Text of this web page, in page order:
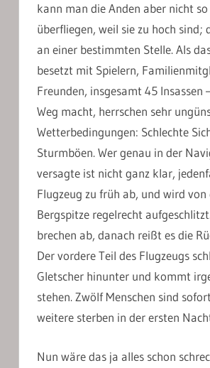
kann man die Anden aber nicht
überfliegen, weil sie zu hoch sind;
an einer bestimmten Stelle. Als
besetzt mit Spielern,
Freunden, insgesamt 45 Insassen
Weg macht, herrschen sehr
Wetterbedingungen: Schlechte
Sturmböen. Wer genau in der
versagte ist nicht ganz klar,
Flugzeug zu früh ab, und wird von
Bergspitze regelrecht
brechen ab, danach reißt es die
Der vordere Teil des Flugzeugs
Gletscher hinunter und kommt
stehen. Zwölf Menschen sind
weitere sterben in der ersten
Nun wäre das ja alles schon